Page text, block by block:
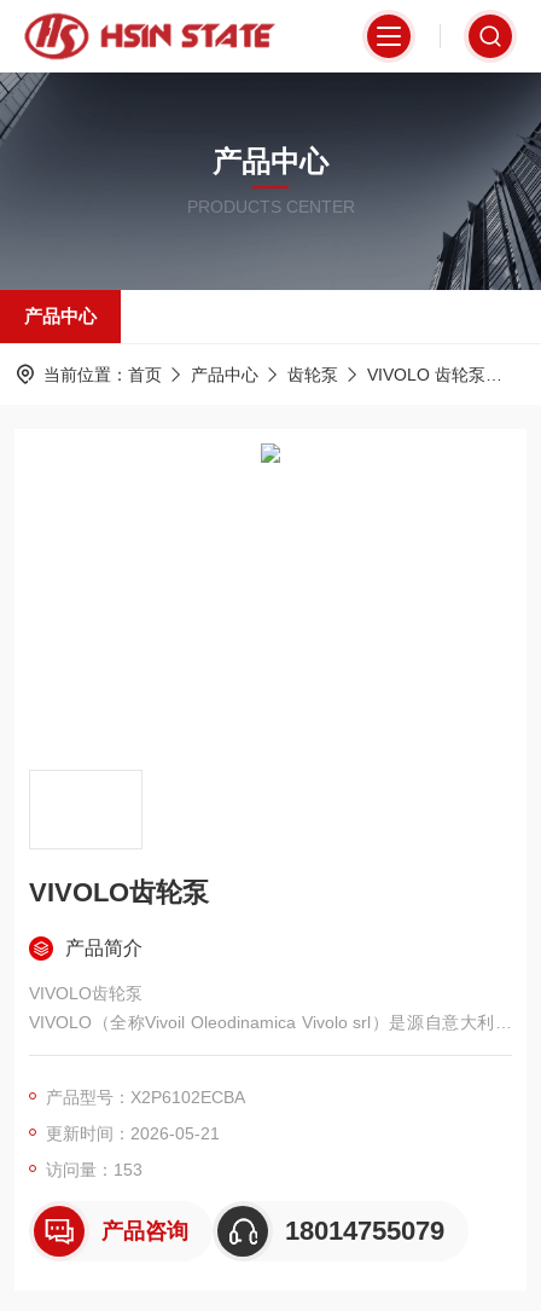
产品中心
PRODUCTS CENTER
产品中心
当前位置： 首页 产品中心 齿轮泵 VIVOLO 齿轮泵
VIVOLO齿轮泵
产品简介
VIVOLO齿轮泵
VIVOLO（全称Vivoil Oleodinamica Vivolo srl）是源自意大利的
专业液压元件制造企业，1985年由Domenico Vivolo先生创立，
马达及相关液压组件的研发、生产与销售，产品定位中小型液压
系统基础动力供油单元，广泛应用于工业、农业、轻型工程等常
规液压场景，其产品安装尺寸、性能参数均符合行
产品型号：X2P6102ECBA
更新时间：2026-05-21
访问量：153
产品咨询 18014755079